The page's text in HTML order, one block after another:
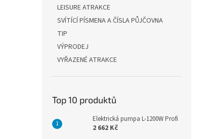
LEISURE ATRAKCE
SVÍTÍCÍ PÍSMENA A ČÍSLA PŮJČOVNA
TIP
VÝPRODEJ
VYŘAZENÉ ATRAKCE
Top 10 produktů
Elektrická pumpa L-1200W Profi
2 662 Kč